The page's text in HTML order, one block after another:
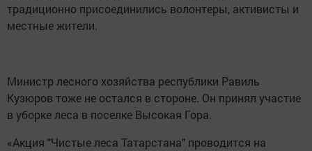
традиционно присоединились волонтеры, активисты и
местные жители.
Министр лесного хозяйства республики Равиль
Кузюров тоже не остался в стороне. Он принял участие
в уборке леса в поселке Высокая Гора.
«Акция "Чистые леса Татарстана" проводится на